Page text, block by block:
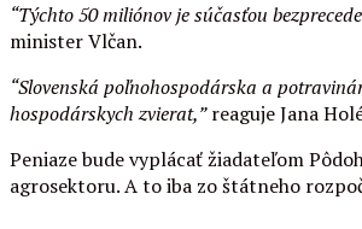
“Týchto 50 miliónov je súčasťou
minister Vlčan.
“Slovenská poľnohospodárska a
hospodárskych zvierat,”reaguje Jana
Peniaze bude vyplácať žiadateľom
agrosektoru. A to iba zo štátneho